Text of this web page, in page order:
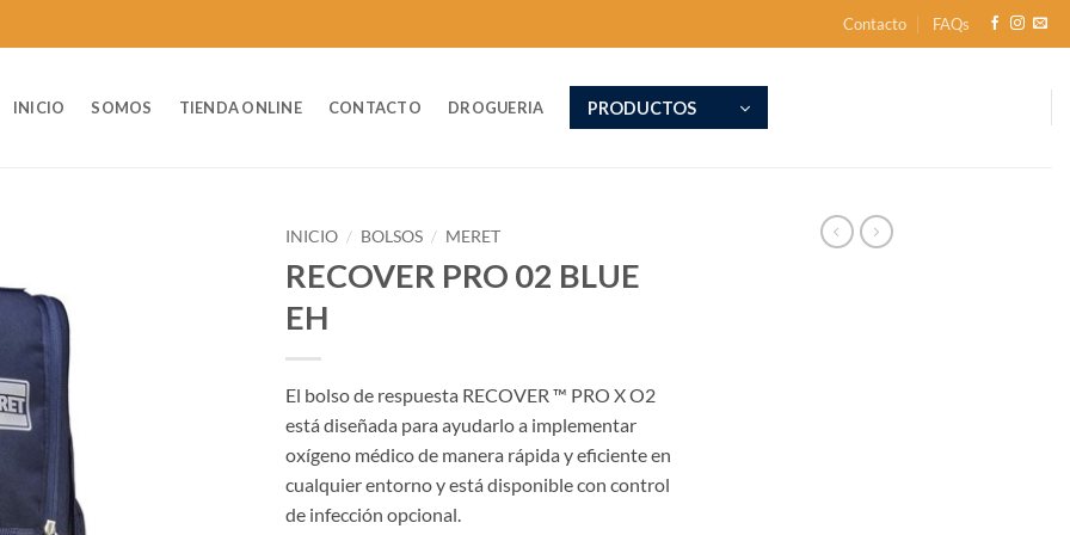
Contacto FAQs
INICIO SOMOS TIENDA ONLINE CONTACTO DROGUERIA PRODUCTOS
INICIO / BOLSOS / MERET
RECOVER PRO 02 BLUE
EH
El bolso de respuesta RECOVER ™ PRO X O2
está diseñada para ayudarlo a implementar
oxígeno médico de manera rápida y eficiente en
cualquier entorno y está disponible con control
de infección opcional.